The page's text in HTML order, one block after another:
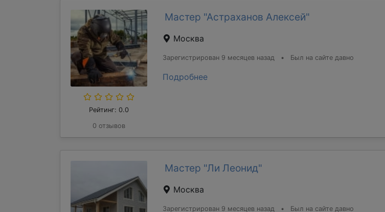
Рейтинг: 0.0
0 отзывов
Мастер "Астраханов Алексей"
Москва
Зарегистрирован 9 месяцев назад • Был на сайте давно
Подробнее
Мастер "Ли Леонид"
Москва
Зарегистрирован 9 месяцев назад • Был на сайте давно